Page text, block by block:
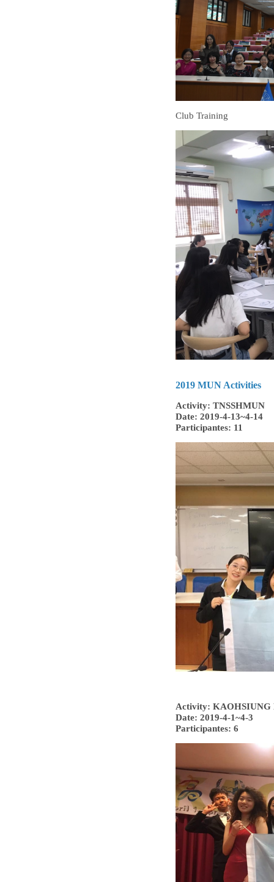
Club Training
2019 MUN Activities
Activity: TNSSHMUN
Date: 2019-4-13~4-14
Participantes: 11
Activity:
Date: 2019-4-1~4-3
Participantes: 6